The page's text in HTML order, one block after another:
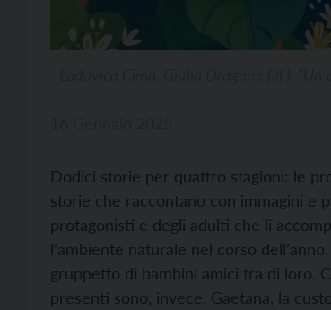
Dodici storie per quattro stagioni: le
storie che raccontano con immagini e
protagonisti e degli adulti che li
l’ambiente naturale nel corso
gruppetto di bambini amici tra di loro.
presenti sono, invece, Gaetana, la